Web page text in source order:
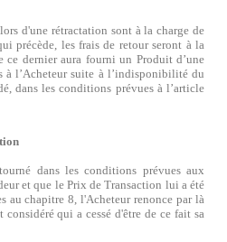
d'une rétractation sont à la charge de
précède, les frais de retour seront à la
ce dernier aura fourni un Produit d’une
à l’Acheteur suite à l’indisponibilité du
dans les conditions prévues à l’article
dans les conditions prévues aux
et que le Prix de Transaction lui a été
au chapitre 8, l'Acheteur renonce par là
qui a cessé d'être de ce fait sa